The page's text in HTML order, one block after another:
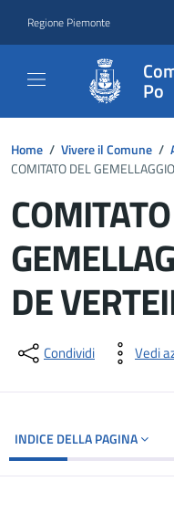
Regione Piemonte
Po
Home / Vivere il Comune /
COMITATO DEL
DE
Dettagli del
Condividi Vedi
INDICE DELLA PAGINA